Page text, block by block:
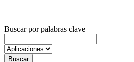
Buscar por palabras clave